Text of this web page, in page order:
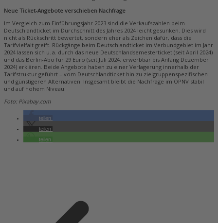
Neue Ticket-Angebote verschieben Nachfrage
Im Vergleich zum Einführungsjahr 2023 sind die Verkaufszahlen beim
Deutschlandticket im Durchschnitt des Jahres 2024 leicht gesunken. Dies wird
nicht als Rückschritt bewertet, sondern eher als Zeichen dafür, dass die
Tarifvielfalt greift. Rückgänge beim Deutschlandticket im Verbundgebiet im Jahr
2024 lassen sich u. a. durch das neue Deutschlandsemesterticket (seit April 2024)
und das Berlin-Abo für 29 Euro (seit Juli 2024, erwerbbar bis Anfang Dezember
2024) erklären. Beide Angebote haben zu einer Verlagerung innerhalb der
Tarifstruktur geführt – vom Deutschlandticket hin zu zielgruppenspezifischen
und günstigeren Alternativen. Insgesamt bleibt die Nachfrage im ÖPNV stabil
und auf hohem Niveau.
Foto: Pixabay.com
teilen
teilen
teilen